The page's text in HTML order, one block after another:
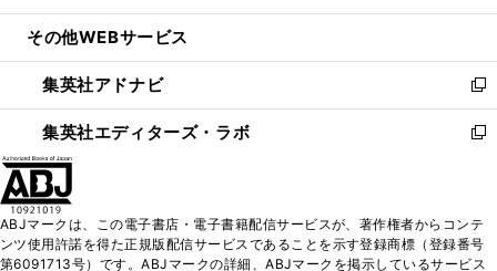
開
ウ
開
く
ン
ウ
で
開
く
ウ
ン
ド
ウ
で
し
ウ
ィ
ン
ド
く
その他WEBサービス
集英社アドナビ
新
し
い
ド
ウ
集英社エディターズ・ラボ
新
ィ
ン
ABJマークは、この電子書店・電子書籍配信サービスが、著作権者からコンテ
ンツ使用許諾を得た正規版配信サービスであることを示す登録商標（登録番号
第6091713号）です。ABJマークの詳細、ABJマークを掲示しているサービス